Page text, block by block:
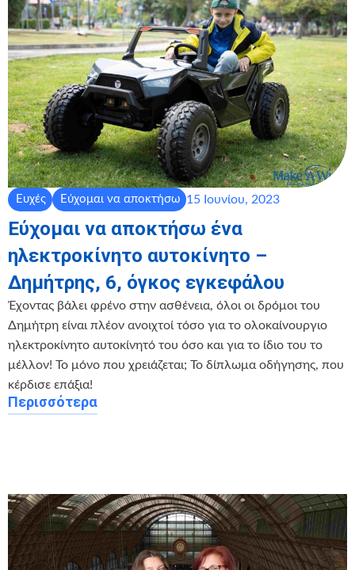
Ευχές Εύχομαι να αποκτήσω 15 Ιουνίου, 2023
Εύχομαι να αποκτήσω ένα
ηλεκτροκίνητο αυτοκίνητο –
Δημήτρης, 6, όγκος εγκεφάλου
Έχοντας βάλει φρένο στην ασθένεια, όλοι οι δρόμοι του
Δημήτρη είναι πλέον ανοιχτοί τόσο για το ολοκαίνουργιο
ηλεκτροκίνητο αυτοκίνητό του όσο και για το ίδιο του το
μέλλον! Το μόνο που χρειάζεται; Το δίπλωμα οδήγησης, που
κέρδισε επάξια!
Περισσότερα